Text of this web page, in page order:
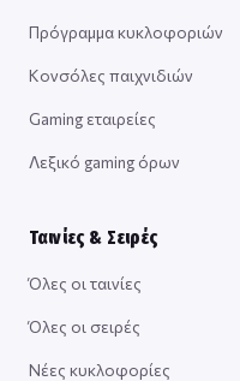
Πρόγραμμα κυκλοφοριών
Κονσόλες παιχνιδιών
Gaming εταιρείες
Λεξικό gaming όρων
Ταινίες & Σειρές
Όλες οι ταινίες
Όλες οι σειρές
Νέες κυκλοφορίες